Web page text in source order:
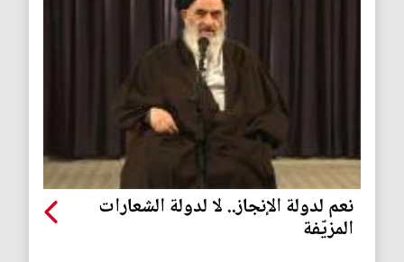
نعم لدولة الإنجاز.. لا لدولة الشعارات
المزيّفة